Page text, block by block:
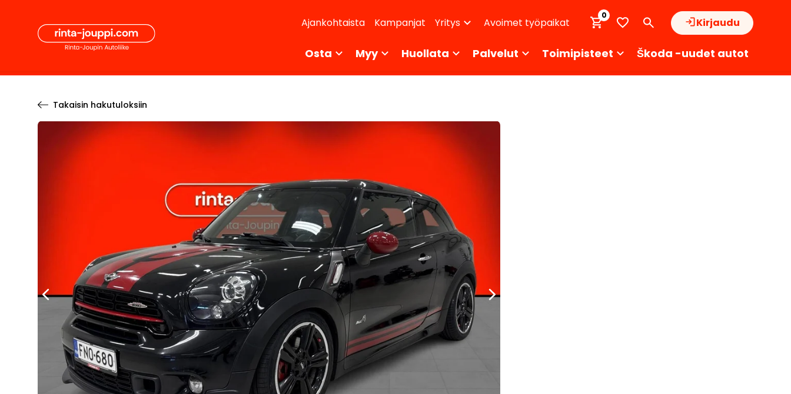
sisältöön
SecondaryAjankohtaista Kampanjat Yritys Avoimet työpaikat Kirjaudu
0
Päävalikko
Osta Myy Huollata Palvelut Toimipisteet Škoda -uudet autot
Takaisin hakutuloksiin